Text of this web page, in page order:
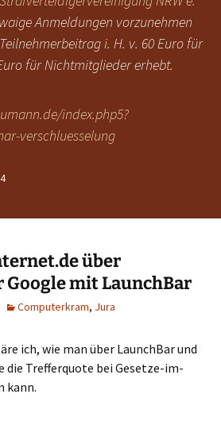
Anmeldungen vorzunehmen
i. H. v. 60 Euro für
für Nichtmitglieder erhebt.
index.php5?
verschluesselung
über
Google mit LaunchBar
Computerkram, Jura
ich, wie man über LaunchBar und
die Trefferquote bei Gesetze-im-
kann.
über Startpage oder Google mit